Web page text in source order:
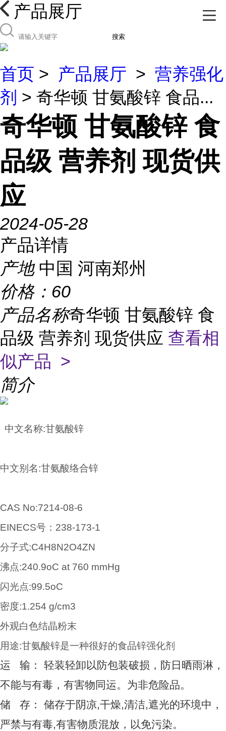
产品展厅
搜索
首页 > 产品展厅 > 营养强化
剂 > 奇华顿 甘氨酸锌 食品...
奇华顿 甘氨酸锌 食
品级 营养剂 现货供
应
2024-05-28
产品详情
产地 中国 河南郑州
价格： 60
产品名称奇华顿 甘氨酸锌 食
品级 营养剂 现货供应 查看相
似产品 >
简介
中文名称:甘氨酸锌
中文别名:甘氨酸络合锌
CAS No:7214-08-6
EINECS号： 238-173-1
分子式:C4H8N2O4ZN
沸点:240.9oC at 760 mmHg
闪光点:99.5oC
密度:1.254 g/cm3
外观白色结晶粉末
用途:甘氨酸锌是一种很好的食品锌强化剂
运 输： 轻装轻卸以防包装破损，防日晒雨淋，
不能与有毒，有害物同运。为非危险品。
储 存： 储存于阴凉,干燥,清洁,遮光的环境中，
严禁与有毒,有害物质混放，以免污染。